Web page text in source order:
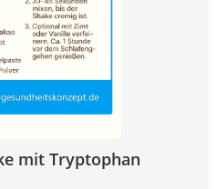
mit Tryptophan